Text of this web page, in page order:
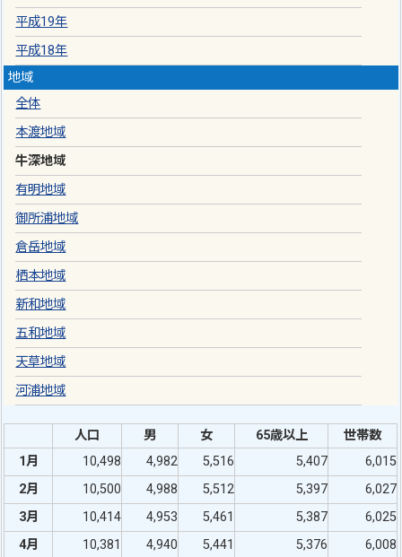
平成19年
平成18年
地域
全体
本渡地域
牛深地域
有明地域
御所浦地域
倉岳地域
栖本地域
新和地域
五和地域
天草地域
河浦地域
人口 男 女 65歳以上
世帯数
1月
10,498 4,982 5,516 5,407
6,015
2月
10,500 4,988 5,512 5,397
6,027
3月
10,414 4,953 5,461 5,387
6,025
4月
10,381 4,940 5,441 5,376
6,008